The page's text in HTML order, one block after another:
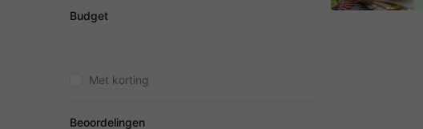
Budget
Met korting
Beoordelingen